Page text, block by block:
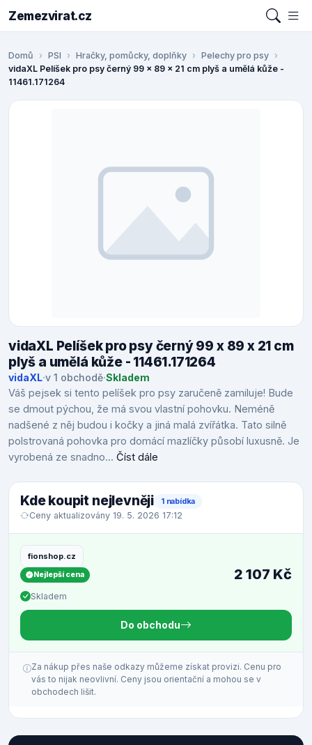
Zemezvirat.cz
Domů PSI Hračky, pomůcky, doplňky
Pelechy pro psy
vidaXL Pelíšek pro psy černý 99 x 89 x 21 cm plyš a umělá kůže -
11461.171264
vidaXL Pelíšek pro psy černý 99 x 89 x 21 cm
plyš a umělá kůže - 11461.171264
vidaXL·v 1 obchodě·Skladem
Váš pejsek si tento pelíšek pro psy zaručeně zamiluje! Bude
se dmout pýchou, že má svou vlastní pohovku. Neméně
nadšené z něj budou i kočky a jiná malá zvířátka. Tato silně
polstrovaná pohovka pro domácí mazlíčky působí luxusně. Je
vyrobená ze snadno... Číst dále
Kde koupit nejlevněji 1 nabídka
Ceny aktualizovány 19. 5. 2026 17:12
fionshop.cz
Nejlepší cena
Skladem
2 107 Kč
Do obchodu
Za nákup přes naše odkazy můžeme získat provizi. Cenu pro
vás to nijak neovlivní. Ceny jsou orientační a mohou se v
obchodech lišit.